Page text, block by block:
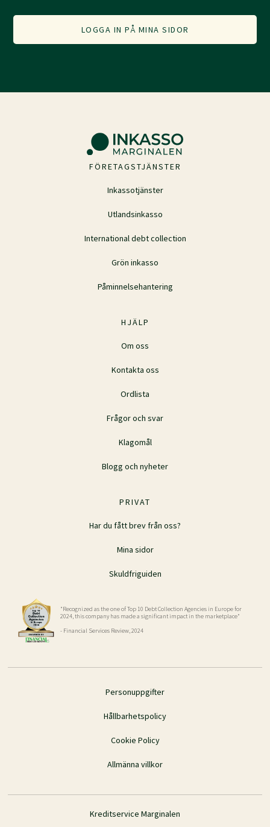
LOGGA IN PÅ MINA SIDOR
PRIVAT
Har du fått brev från oss?
Mina sidor
Skuldfriguiden
FÖRETAGSTJÄNSTER
Inkassotjänster
Utlandsinkasso
International debt collection
Grön inkasso
Påminnelsehantering
HJÄLP
Om oss
Kontakta oss
Ordlista
Frågor och svar
Klagomål
Blogg och nyheter
"Recognized as the one of Top 10 Debt Collection Agencies in Europe for
2024, this company has made a significant impact in the marketplace"
- Financial Services Review, 2024
Personuppgifter
Hållbarhetspolicy
Cookie Policy
Allmänna villkor
Kreditservice Marginalen